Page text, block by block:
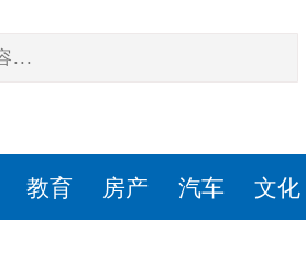
教育 房产 汽车 文化